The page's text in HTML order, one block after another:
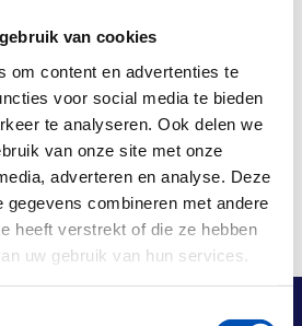
van cookies
om content en advertenties te
voor social media te bieden
te analyseren. Ook delen we
van onze site met onze
adverteren en analyse. Deze
gegevens combineren met andere
heeft verstrekt of die ze hebben
uw gebruik van hun services.